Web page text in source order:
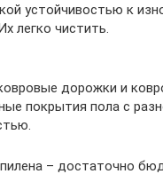
устойчивостью к
легко чистить.
дорожки и
покрытия пола с
– достаточно